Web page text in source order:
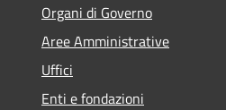
Organi di Governo
Aree Amministrative
Uffici
Enti e fondazioni